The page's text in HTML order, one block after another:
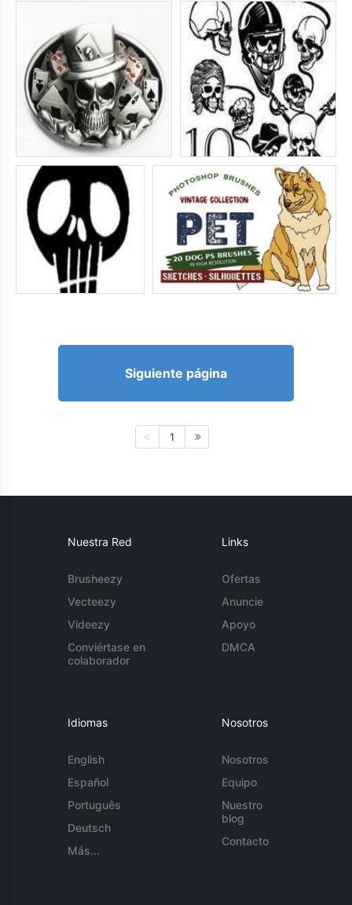
Siguiente página
1
Nuestra Red
Brusheezy
Vecteezy
Videezy
Conviértase en
colaborador
Links
Ofertas
Anuncie
Apoyo
DMCA
Idiomas
English
Español
Português
Deutsch
Más...
Nosotros
Nosotros
Equipo
Nuestro
blog
Contacto